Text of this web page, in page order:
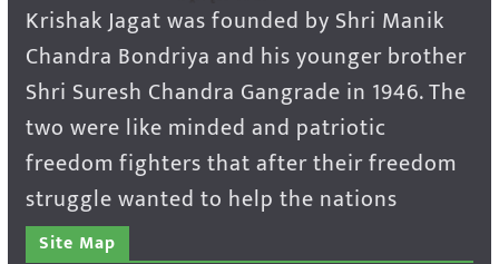
Krishak Jagat was founded by Shri Manik
Chandra Bondriya and his younger brother
Shri Suresh Chandra Gangrade in 1946. The
two were like minded and patriotic
freedom fighters that after their freedom
struggle wanted to help the nations
Site Map